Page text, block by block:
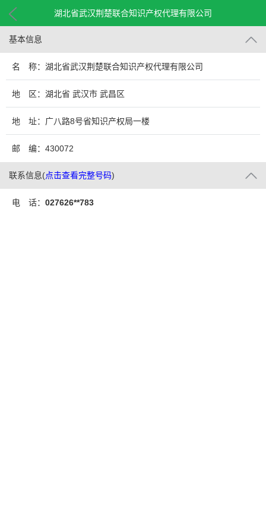
湖北省武汉荆楚联合知识产权代理有限公司
基本信息
名 称：湖北省武汉荆楚联合知识产权代理有限公司
地 区：湖北省 武汉市 武昌区
地 址：广八路8号省知识产权局一楼
邮 编：430072
联系信息(点击查看完整号码)
电 话： 027626**783